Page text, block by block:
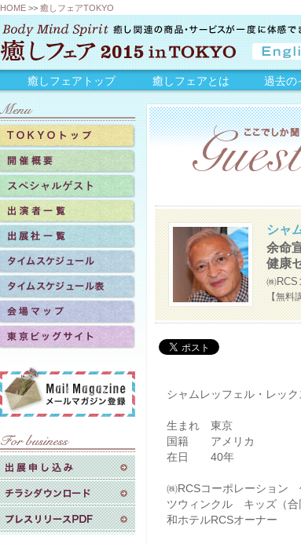
HOME>> 癒しフェアTOKYO
癒しフェアトップ 癒しフェアとは 過去の
シャ
余命
健康
㈱
【無料
シャムレッフェル・レック
生まれ 東京
国籍 アメリカ
在日 40年
㈱RCSコーポレーション
ツウィンクル キッズ（合
和ホテルRCSオーナー